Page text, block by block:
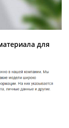
для